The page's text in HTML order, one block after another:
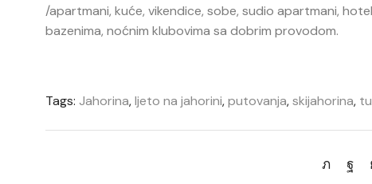
/apartmani, kuće, vikendice, sobe, sudio apartmani,
bazenima, noćnim klubovima sa dobrim provodom.
Tags: Jahorina,ljeto na jahorini,putovanja,skijahorina,